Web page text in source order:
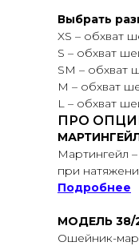
Выбрать
XS – обхват
S – обхват
SМ – обхват
M – обхват
L – обхват
ПРО
Мартингейл
при
Подробнее
МОДЕЛЬ 38/
Ошейник-